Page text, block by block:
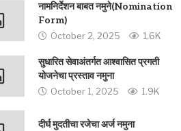
नामनिर्देशन बाबत नमुने(Nomination
Form)
October 2, 2025 1.6K
सुधारित सेवाअंतर्गत आश्वासित प्रगती
योजनेचा प्रस्ताव नमुना
October 1, 2025 1.9K
दीर्घ मुदतीचा रजेचा अर्ज नमुना